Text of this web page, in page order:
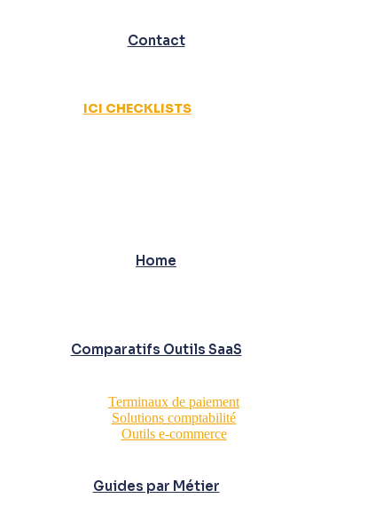
Contact
ICI CHECKLISTS
Home
Comparatifs Outils SaaS
Terminaux de paiement
Solutions comptabilité
Outils e-commerce
Guides par Métier